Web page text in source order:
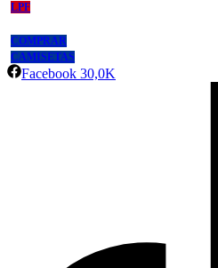
LPF
COMPRAR
CAMISETAS
Facebook 30,0K